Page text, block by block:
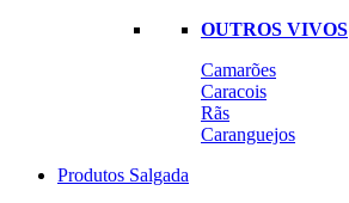
OUTROS VIVOS
Camarões
Caracois
Rãs
Caranguejos
Produtos Salgada